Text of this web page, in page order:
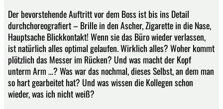
Der bevorstehende Auftritt vor dem Boss ist bis ins Detail
durchchoreografiert – Brille in den Ascher, Zigarette in die Nase,
Hauptsache Blickkontakt! Wenn sie das Büro wieder verlassen,
ist natürlich alles optimal gelaufen. Wirklich alles? Woher kommt
plötzlich das Messer im Rücken? Und was macht der Kopf
unterm Arm …? Was war das nochmal, dieses Selbst, an dem man
so hart gearbeitet hat? Und was wissen die Kollegen schon
wieder, was ich nicht weiß?